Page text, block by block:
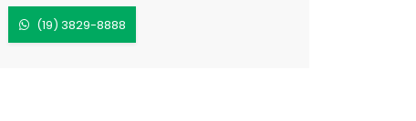
(19) 3829-8888